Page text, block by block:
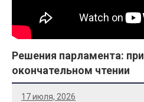
Решения парламента:
окончательном чтении
17 июля, 2026